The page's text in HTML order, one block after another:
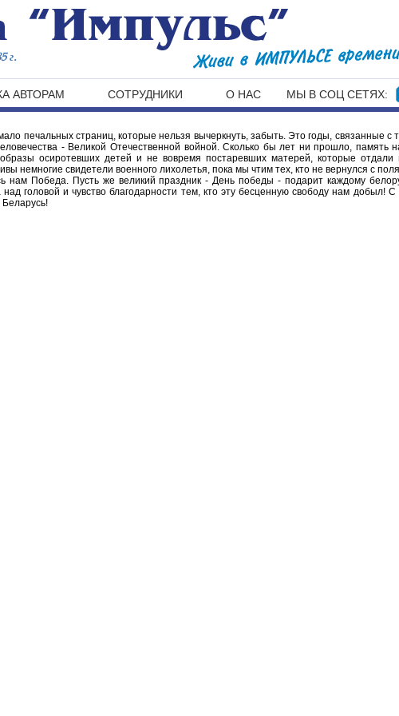
г.
АВТОРАМ СОТРУДНИКИ О НАС МЫ В СОЦ СЕТЯХ:
печальных страниц, которые нельзя вычеркнуть, забыть. Это годы, связанные с
- Великой Отечественной войной. Сколько бы лет ни прошло, память
осиротевших детей и не вовремя постаревших матерей, которые отдали
немногие свидетели военного лихолетья, пока мы чтим тех, кто не вернулся с
нам Победа. Пусть же великий праздник - День победы - подарит каждому
головой и чувство благодарности тем, кто эту бесценную свободу нам добыл! С